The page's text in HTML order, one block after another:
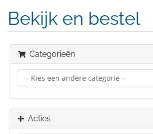
Bekijk en bestel
Categorieën
Acties